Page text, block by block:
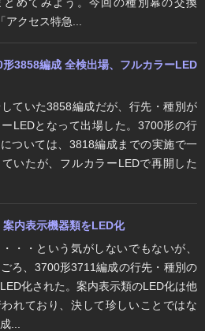
アクセス特急...
3858編成 全検出場、フルカラーLED
ていた3858編成だが、行先・種別が
LEDとなって出場した。3700形の行
ついては、3818編成までの実施で一
ていたが、フルカラーLEDで再開した
内表示機器類をLED化
・・という気がしないでもないが、
ろ、3700形3711編成の行先・種別の
化された。案内表示類のLED化は他
れており、決して珍しいことではな
...